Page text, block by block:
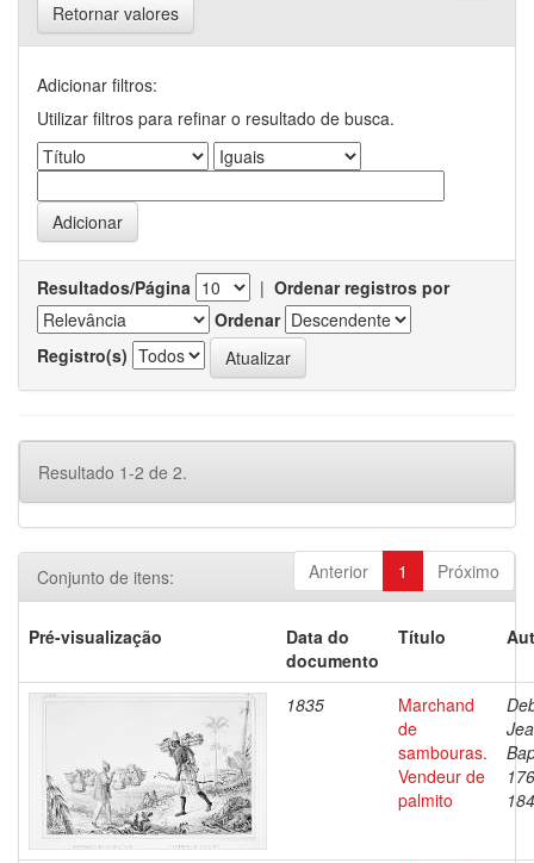
Retornar valores
Adicionar filtros:
Utilizar filtros para refinar o resultado de busca.
Resultados/Página | Ordenar registros por
Ordenar
Registro(s)
Resultado 1-2 de 2.
Anterior 1 Próximo
Conjunto de itens:
Pré-visualização
Data do
documento
Título
1835
Marchand
de
sambouras.
Vendeur de
palmito